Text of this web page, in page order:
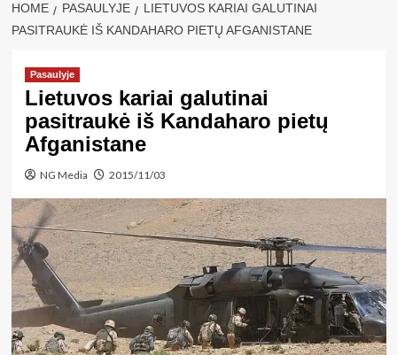
HOME PASAULYJE
LIETUVOS KARIAI GALUTINAI
PASITRAUKĖ IŠ KANDAHARO PIETŲ AFGANISTANE
Pasaulyje
Lietuvos kariai galutinai
pasitraukė iš Kandaharo pietų
Afganistane
NG Media 2015/11/03